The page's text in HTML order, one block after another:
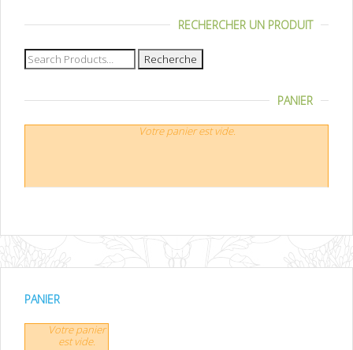
RECHERCHER UN PRODUIT
Recherche
pour :
PANIER
Votre panier est vide.
PANIER
Votre panier
est vide.